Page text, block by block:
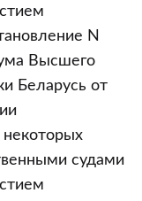
N
Высшего
Беларусь от
судами